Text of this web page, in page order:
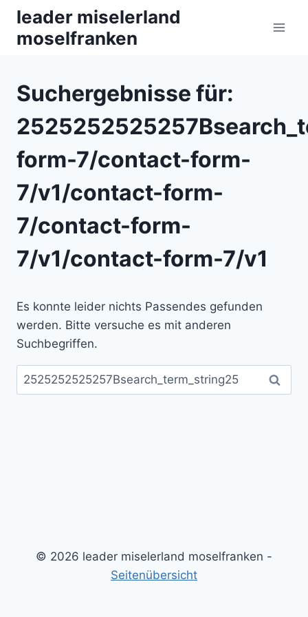
Zum
Inhalt
springen
leader miselerland
moselfranken
Suchergebnisse für:
form-7/contact-form-
7/v1/contact-form-
7/contact-form-
7/v1/contact-form-7/v1
Es konnte leider nichts Passendes gefunden
werden. Bitte versuche es mit anderen
Suchbegriffen.
Suchen
nach:
© 2026 leader miselerland moselfranken -
Seitenübersicht